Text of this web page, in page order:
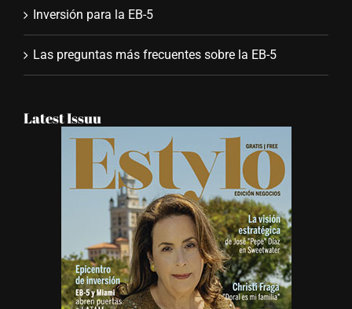
Inversión para la EB-5
Las preguntas más frecuentes sobre la EB-5
Latest Issuu